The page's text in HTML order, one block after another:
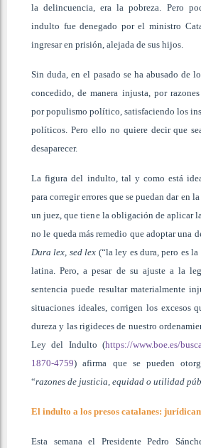
la delincuencia, era la pobreza. Pero
indulto fue denegado por el ministro
ingresar en prisión, alejada de sus hijos.
Sin duda, en el pasado se ha abusado de
concedido, de manera injusta, por
por populismo político, satisfaciendo los
políticos. Pero ello no quiere decir que
desaparecer.
La figura del indulto, tal y como está
para corregir errores que se puedan dar en
un juez, que tiene la obligación de aplicar
no le queda más remedio que adoptar una
Dura lex, sed lex (“la ley es dura, pero es
latina. Pero, a pesar de su ajuste a la
sentencia puede resultar materialmente
situaciones ideales, corrigen los excesos
dureza y las rigideces de nuestro
Ley del Indulto (https://www.boe.es/
1870-4759) afirma que se pueden
“razones de justicia, equidad o utilidad
El indulto a los presos catalanes:
Esta semana el Presidente Pedro